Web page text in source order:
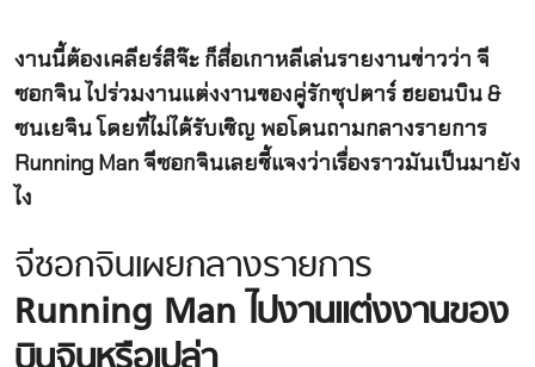
งานนี้ต้องเคลียร์สิจ๊ะ ก็สื่อเกาหลีเล่นรายงานข่าวว่า จี
ซอกจิน ไปร่วมงานแต่งงานของคู่รักซุปตาร์ ฮยอนบิน &
ซนเยจิน โดยที่ไม่ได้รับเชิญ พอโดนถามกลางรายการ
Running Man จีซอกจินเลยชี้แจงว่าเรื่องราวมันเป็นมายัง
ไง
จีซอกจินเผยกลางรายการ
Running Man ไปงานแต่งงานของ